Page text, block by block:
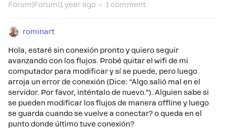
Forum|Forum|1 year ago 1 comment
rominart
Hola, estaré sin conexión pronto y quiero seguir
avanzando con los flujos. Probé quitar el wifi de mi
computador para modificar y sí se puede, pero luego
arroja un error de conexión (Dice: “Algo salió mal en el
servidor. Por favor, inténtalo de nuevo.”). Alguien sabe si
se pueden modificar los flujos de manera offline y luego
se guarda cuando se vuelve a conectar? o queda en el
punto donde último tuve conexión?